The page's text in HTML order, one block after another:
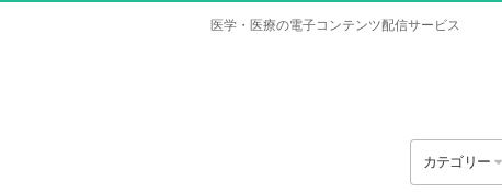
医学・医療の電子コンテンツ配信サービス
カテゴリー